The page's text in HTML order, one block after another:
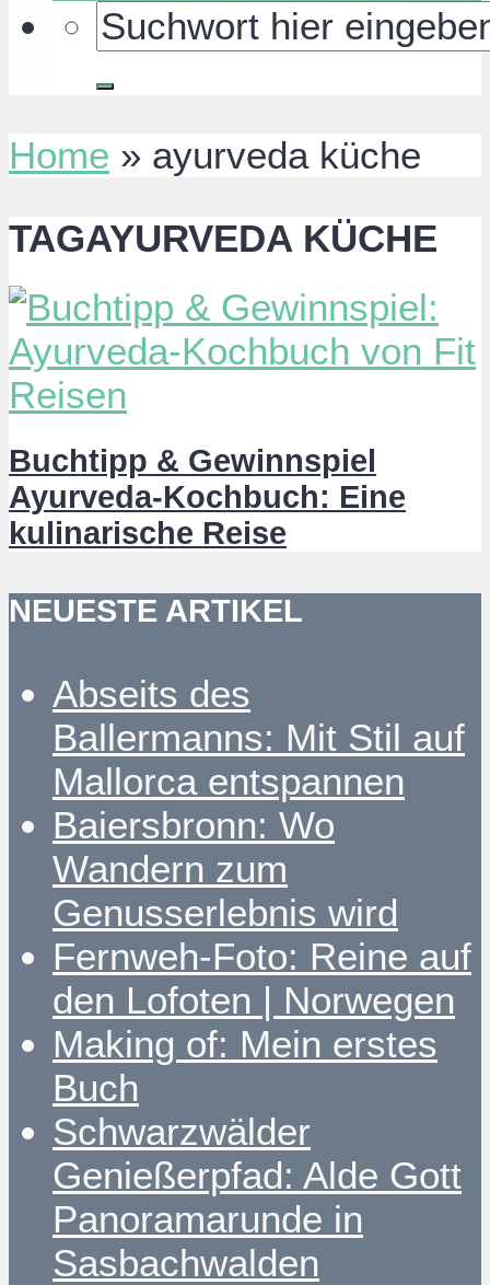
Home » ayurveda küche
TAGAYURVEDA KÜCHE
Buchtipp & Gewinnspiel
Ayurveda-Kochbuch: Eine
kulinarische Reise
NEUESTE ARTIKEL
Abseits des
Ballermanns: Mit Stil auf
Mallorca entspannen
Baiersbronn: Wo
Wandern zum
Genusserlebnis wird
Fernweh-Foto: Reine auf
den Lofoten | Norwegen
Making of: Mein erstes
Buch
Schwarzwälder
Genießerpfad: Alde Gott
Panoramarunde in
Sasbachwalden